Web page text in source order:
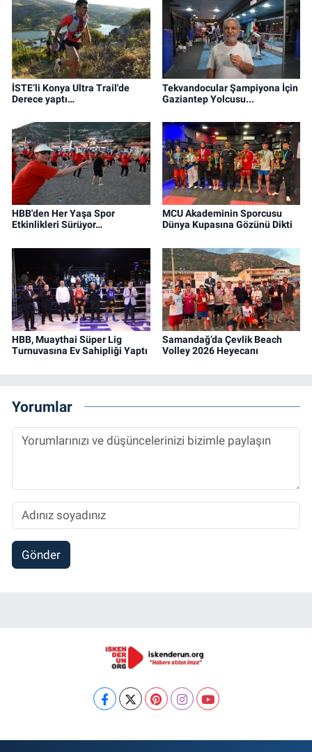
İSTE’li Konya Ultra Trail'de
Derece yaptı…
Tekvandocular Şampiyona İçin
Gaziantep Yolcusu...
HBB'den Her Yaşa Spor
Etkinlikleri Sürüyor…
MCU Akademinin Sporcusu
Dünya Kupasına Gözünü Dikti
HBB, Muaythai Süper Lig
Turnuvasına Ev Sahipliği Yaptı
Samandağ’da Çevlik Beach
Volley 2026 Heyecanı
Yorumlar
Gönder